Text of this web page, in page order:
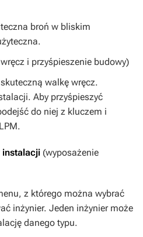
broń w bliskim
i przyśpieszenie budowy)
walkę wręcz.
Aby przyśpieszyć
do niej z kluczem i
instalacji (wyposażenie
z którego można wybrać
inżynier. Jeden inżynier może
danego typu.